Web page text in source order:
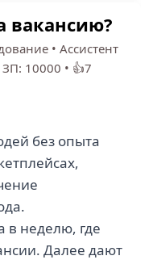
1.5
ПРОМЫШЛЕННАЯ
ГРУППА (1)
вакансию?
• Ассистент
ЗП: 10000 • 👍7
без опыта
в неделю, где
Далее дают